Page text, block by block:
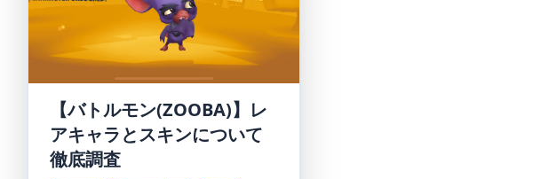
【バトルモン(ZOOBA)】レ
アキャラとスキンについて
徹底調査